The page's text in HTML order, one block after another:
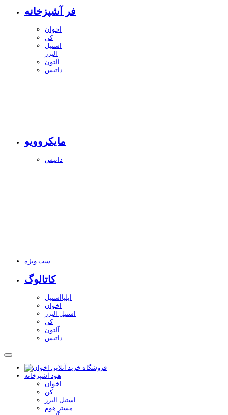
فر آشپزخانه
اخوان
کن
استیل
البرز
آلتون
داتیس
مایکروویو
داتیس
ست ویژه
کاتالوگ
ایلیااستیل
اخوان
استیل البرز
کن
آلتون
داتیس
هود آشپزخانه
اخوان
کن
استیل البرز
مستر هوم